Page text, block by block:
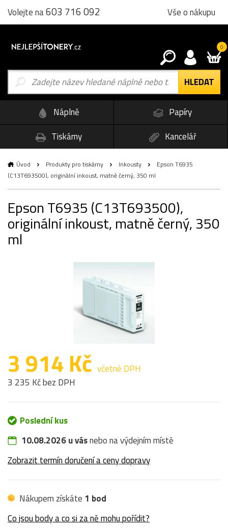
Volejte na603 716 092 Vše o nákupu
0
Náplně
Papíry
Tiskárny
Kancelář
Úvod Produkty pro tiskárny Inkousty
Epson T6935
(C13T693500), originální inkoust, matně černý, 350 ml
Epson T6935 (C13T693500),
originální inkoust, matně černý, 350
ml
3 914 Kč včetně DPH
3 235 Kč bez DPH
Poslední kus
10.08.2026 u vásnebo na výdejním místě
Zobrazit termín doručení a ceny dopravy
Nákupem získáte 1 bod
Co jsou body a co si za ně mohu pořídit?